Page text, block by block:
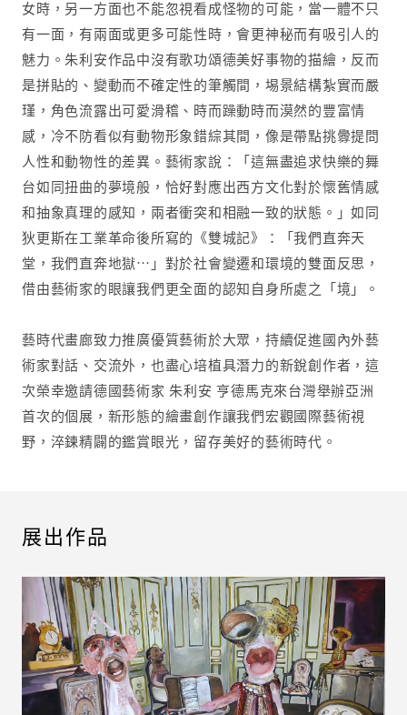
女時，另一方面也不能忽視看成怪物的可能，當一體不只
有一面，有兩面或更多可能性時，會更神秘而有吸引人的
魅力。朱利安作品中沒有歌功頌德美好事物的描繪，反而
是拼貼的、變動而不確定性的筆觸間，埸景結構紮實而嚴
瑾，角色流露出可愛滑稽、時而躁動時而漠然的豐富情
感，冷不防看似有動物形象錯綜其間，像是帶點挑釁提問
人性和動物性的差異。藝術家說：「這無盡追求快樂的舞
台如同扭曲的夢境般，恰好對應出西方文化對於懷舊情感
和抽象真理的感知，兩者衝突和相融一致的狀態。」如同
狄更斯在工業革命後所寫的《雙城記》：「我們直奔天
堂，我們直奔地獄⋯」對於社會變遷和環境的雙面反思，
借由藝術家的眼讓我們更全面的認知自身所處之「境」。
藝時代畫廊致力推廣優質藝術於大眾，持續促進國內外藝
術家對話、交流外，也盡心培植具潛力的新銳創作者，這
次榮幸邀請德國藝術家 朱利安 亨德馬克來台灣舉辦亞洲
首次的個展，新形態的繪畫創作讓我們宏觀國際藝術視
野，淬鍊精闢的鑑賞眼光，留存美好的藝術時代。
展出作品
感謝您的訂
閱！
請填入有效
email!